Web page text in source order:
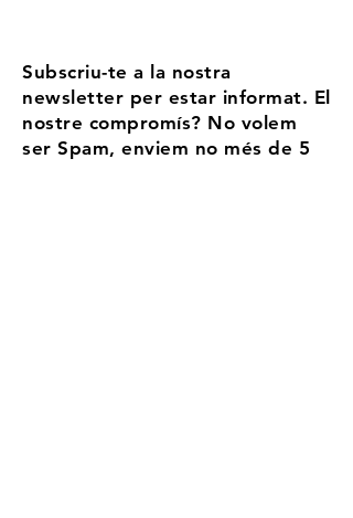
Subscriu-te a la nostra
newsletter per estar informat. El
nostre compromís? No volem
ser Spam, enviem no més de 5